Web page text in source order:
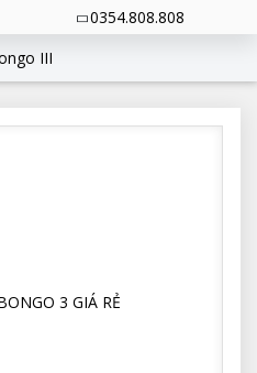
0354.808.808
III